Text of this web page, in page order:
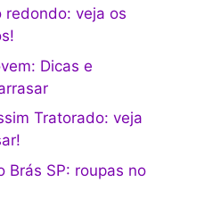
redondo: veja os
Dicas e
Tratorado: veja
Brás SP: roupas no